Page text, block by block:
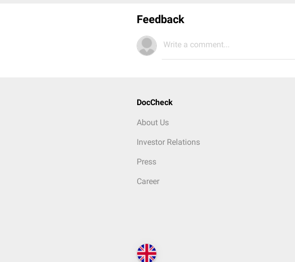
Feedback
Write a comment...
DocCheck
About Us
Investor Relations
Press
Career